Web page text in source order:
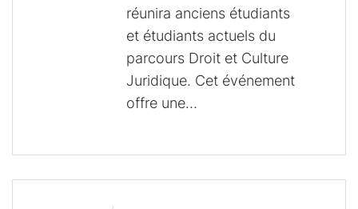
réunira anciens étudiants
et étudiants actuels du
parcours Droit et Culture
Juridique. Cet événement
offre une…